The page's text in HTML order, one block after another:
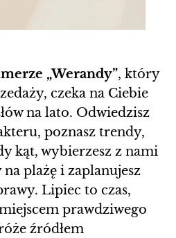
„Werandy”, który
czeka na Ciebie
na lato. Odwiedzisz
poznasz trendy,
kąt, wybierzesz z nami
na plażę i zaplanujesz
Lipiec to czas,
prawdziwego
źródłem